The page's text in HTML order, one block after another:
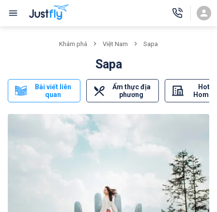
Khám phá Việt Nam Sapa
Sapa
Bài viết liên
quan
Ẩm thực địa
phương
Hotel